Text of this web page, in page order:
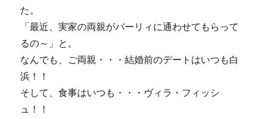
た。
「最近、実家の両親がバーリィに通わせてもらって
るの～」と。
なんでも、ご両親・・・結婚前のデートはいつも白
浜！！
そして、食事はいつも・・・ヴィラ・フィッシ
ュ！！